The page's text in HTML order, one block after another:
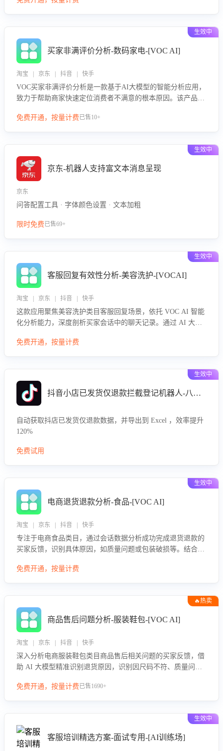
绪、归因争议根源，并客观评估客服应对合理性与成效。系统
生效中
买家非满评价分析-数码家电-[VOC AI]
淘宝 | 京东 | 抖音 | 快手
VOC买家非满评价分析是一款基于AI大模型的智能分析应用，
致力于帮助商家快速定位消费者不满意的根本原因。该产品可
或其它部门原因，明确责任归属，提供可落地的改进建议与策
免费开通，按量计费已售10+
生效中
京东-机器人支持富文本消息呈现
京东
问答配置工具 · 字体颜色设置 · 文本加粗
限时免费已售69+
生效中
客服回复有效性分析-美容洗护-[VOCAI]
淘宝 | 京东 | 抖音 | 快手
这款应用聚焦美容洗护类目客服回复场景，依托 VOC AI 智能
化分析能力，深度剖析买家会话中的聊天记录。通过 AI 大模
效性与完整性，输出针对性改进策略，助力商家快速优化快捷
免费开通，按量计费
生效中
抖音小店已发货仅退款拦截登记机器人-八爪鱼
自动获取抖店已发货仅退款数据，并导出到 Excel ，效率提升
120%
免费试用
生效中
电商退货退款分析-食品-[VOC AI]
淘宝 | 京东 | 抖音 | 快手
专注于电商食品类目，通过会话数据分析成功完成退货退款的
买家反馈，识别具体原因，如质量问题或包装破损等。结合AI
低退款率，提升售后效率。
免费开通，按量计费
🔥热卖
商品售后问题分析-服装鞋包-[VOC AI]
淘宝 | 京东 | 抖音 | 快手
深入分析电商服装鞋包类目商品售后相关问题的买家反馈，借
助 AI 大模型精准识别退货原因，识别因尺码不符、质量问题
商家优化产品或服务，实现销售额的显著提升。
免费开通，按量计费已售1690+
生效中
客服培训精选方案-面试专用-[AI训练场]